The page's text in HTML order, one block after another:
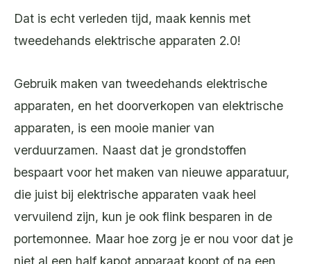
Dat is echt verleden tijd, maak kennis met
tweedehands elektrische apparaten 2.0!
Gebruik maken van tweedehands elektrische
apparaten, en het doorverkopen van elektrische
apparaten, is een mooie manier van
verduurzamen. Naast dat je grondstoffen
bespaart voor het maken van nieuwe apparatuur,
die juist bij elektrische apparaten vaak heel
vervuilend zijn, kun je ook flink besparen in de
portemonnee. Maar hoe zorg je er nou voor dat je
niet al een half kapot apparaat koopt of na een